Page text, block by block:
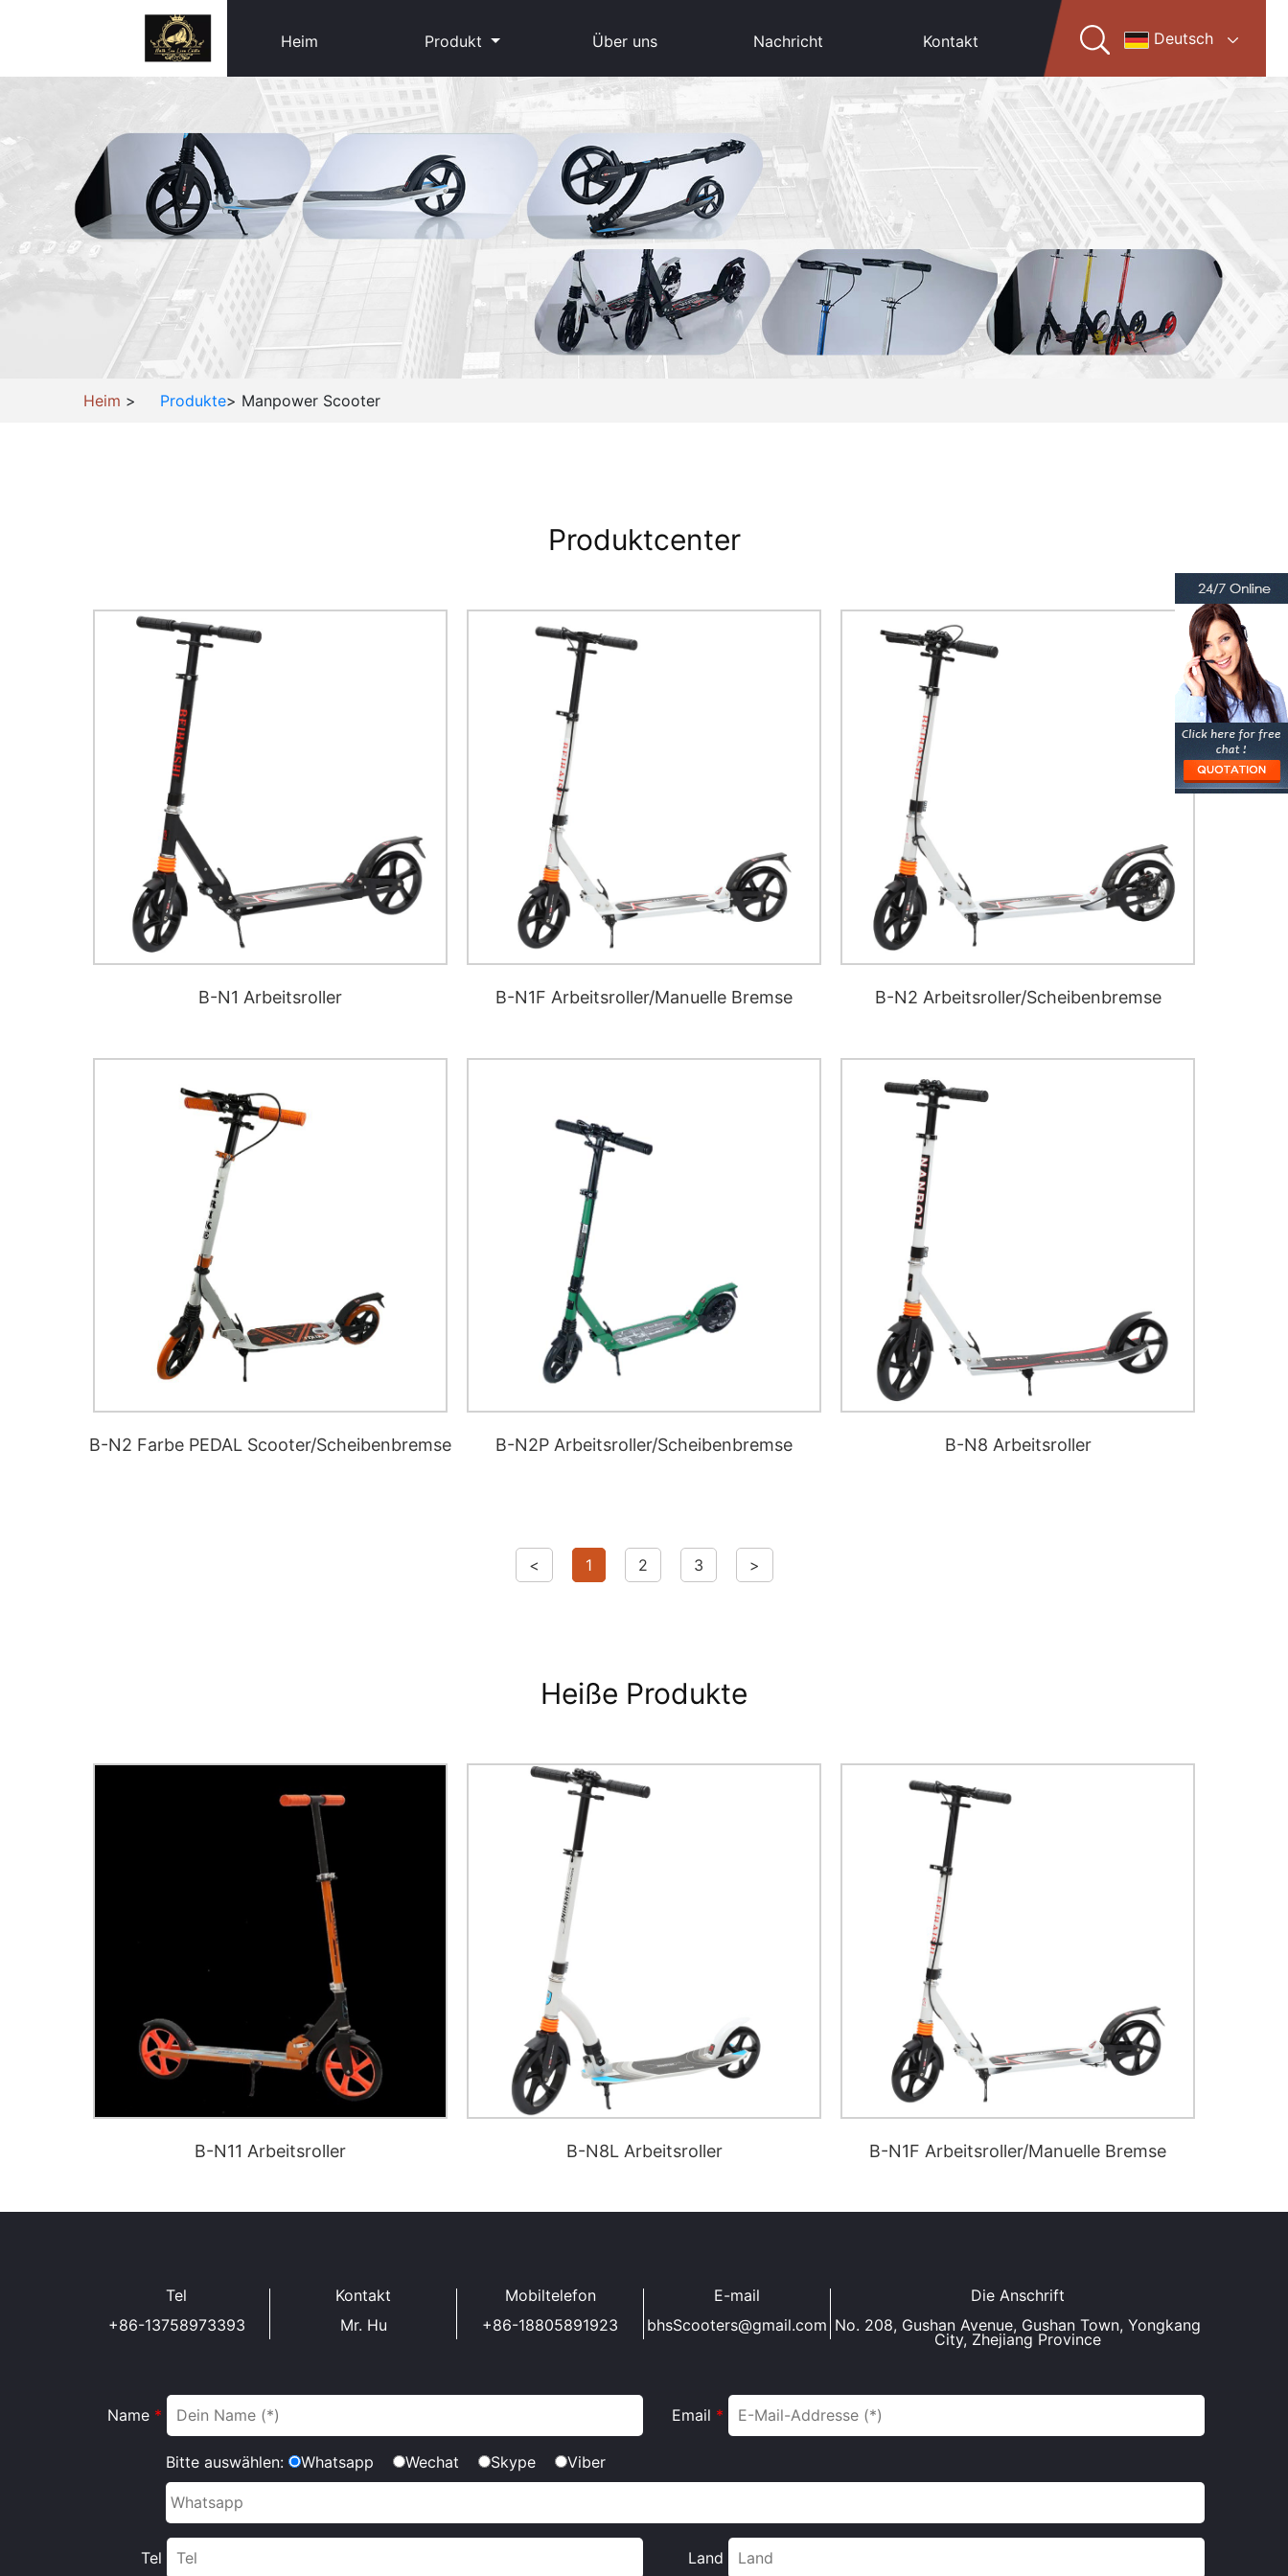
Heim Produkt Über uns Nachricht Kontakt Deutsch
Heim > Produkte> Manpower Scooter
Produktcenter
B-N1 Arbeitsroller B-N1F Arbeitsroller/Manuelle Bremse B-N2 Arbeitsroller/Scheibenbremse
B-N2 Farbe PEDAL Scooter/Scheibenbremse B-N2P Arbeitsroller/Scheibenbremse B-N8 Arbeitsroller
< 1 2 3 >
Heiße Produkte
B-N11 Arbeitsroller B-N8L Arbeitsroller B-N1F Arbeitsroller/Manuelle Bremse
Tel
+86-13758973393
Kontakt
Mr. Hu
Mobiltelefon
+86-18805891923
E-mail
bhsScooters@gmail.com
Die Anschrift
No. 208, Gushan Avenue, Gushan Town, Yongkang
City, Zhejiang Province
Name * Email *
Bitte auswählen: Whatsapp Wechat Skype Viber
Tel Land